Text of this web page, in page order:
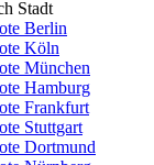
Stadt
Berlin
Köln
München
Hamburg
Frankfurt
Stuttgart
Dortmund